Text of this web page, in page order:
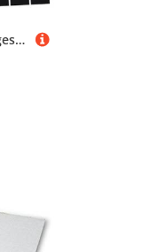
FUNOMOCYA 72 Stück Teiliges Selbstklebendes Akustik Schallschutzpaneele Polyesterfasern Schallabsorber für Büro Studio Konferenzraum Wandmontierte Schalldämmende Dämmplatten in Schwarz